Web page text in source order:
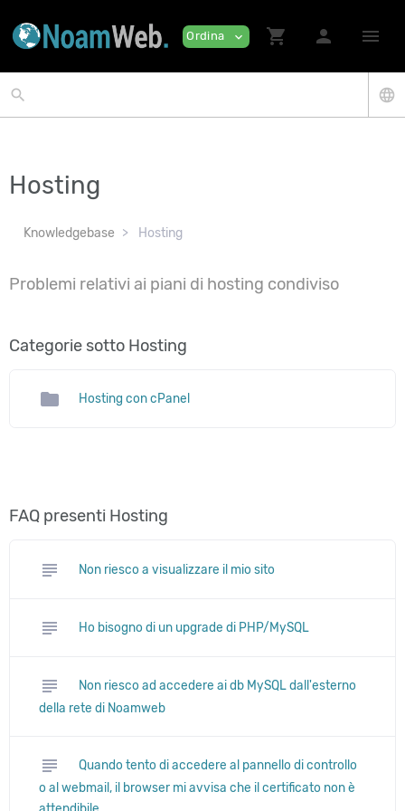
Ordina expand_more shopping_cart person menu
search language
Hosting
Knowledgebase Hosting
Problemi relativi ai piani di hosting condiviso
Categorie sotto Hosting
folder Hosting con cPanel
FAQ presenti Hosting
subject Non riesco a visualizzare il mio sito
subject Ho bisogno di un upgrade di PHP/MySQL
subject
Non riesco ad accedere ai db MySQL dall'esterno
della rete di Noamweb
subject
Quando tento di accedere al pannello di controllo
o al webmail, il browser mi avvisa che il certificato non è
attendibile